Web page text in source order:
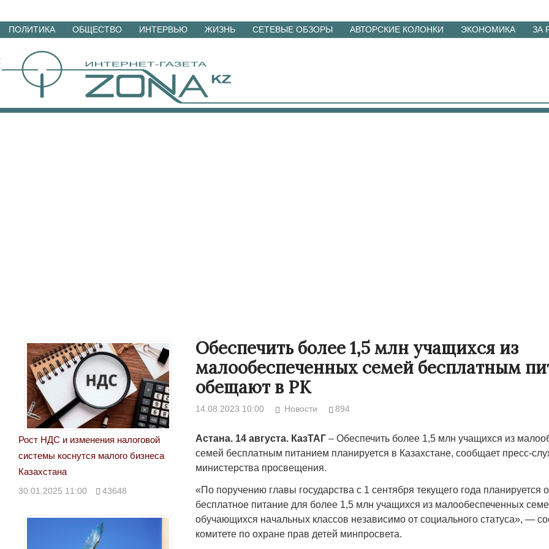
Перейти
материалам
ПОЛИТИКА ОБЩЕСТВО ИНТЕРВЬЮ ЖИЗНЬ СЕТЕВЫЕ ОБЗОРЫ АВТОРСКИЕ КОЛОНКИ ЭКОНОМИКА ЗА
Обеспечить более 1,5 млн учащихся из
малообеспеченных семей бесплатным
обещают в РК
14.08.2023 10:00 Новости 894
Астана. 14 августа. КазТАГ– Обеспечить более 1,5 млн учащихся из
семей бесплатным питанием планируется в Казахстане, сообщает пресс-
министерства просвещения.
«По поручению главы государства с 1 сентября текущего года планируется
бесплатное питание для более 1,5 млн учащихся из малообеспеченных
обучающихся начальных классов независимо от социального статуса», —
комитете по охране прав детей минпросвета.
Рост НДС и изменения налоговой
системы коснутся малого бизнеса
Казахстана
30.01.2025 11:00 43648 17.10.2024 17:00 29972
мошенниками